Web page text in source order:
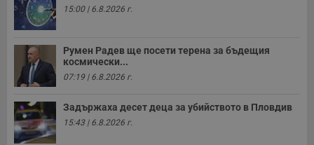
15:00 | 6.8.2026 г.
Румен Радев ще посети терена за бъдещия
космически...
07:19 | 6.8.2026 г.
Задържаха десет деца за убийството в Пловдив
15:43 | 6.8.2026 г.